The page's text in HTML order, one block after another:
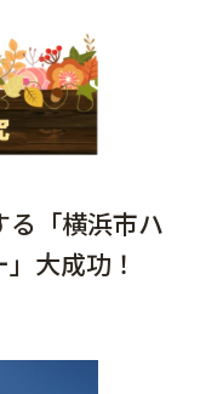
る「横浜市ハ
大成功！